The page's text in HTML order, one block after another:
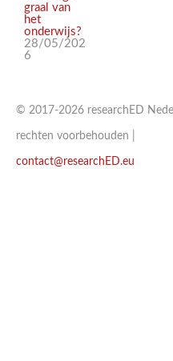
graal van
het
onderwijs?
28/05/202
6
© 2017-2026 researchED
rechten voorbehouden |
contact@researchED.eu